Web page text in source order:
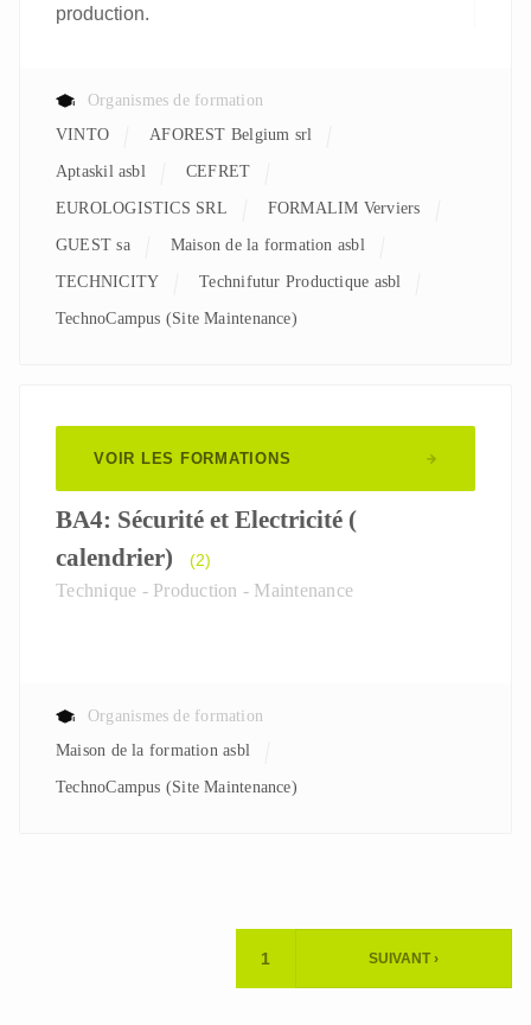
production.
Organismes de formation
VINTO
AFOREST Belgium srl
aptaskil asbl CEFRET
EUROLOGISTICS SRL FORMALIM Verviers
GUEST sa Maison de la formation asbl
TECHNICITY Technifutur Productique asbl
TechnoCampus (Site Maintenance)
VOIR LES FORMATIONS
BA4: Sécurité et Electricité (
calendrier)
(2)
Technique - Production - Maintenance
Organismes de formation
Maison de la formation asbl
TechnoCampus (Site Maintenance)
PAGE
1 SUIVANT ›